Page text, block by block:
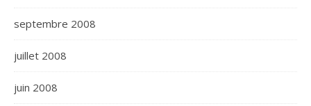
septembre 2008
juillet 2008
juin 2008